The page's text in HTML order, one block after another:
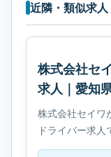
近隣・類似求人
株式会社セ
求人｜愛知
株式会社セイワ
ドライバー求
す。必要免許は